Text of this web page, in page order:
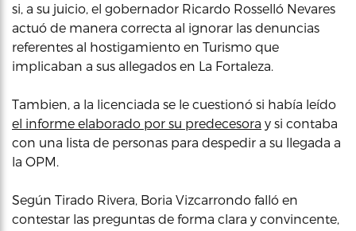
si, a su juicio, el gobernador Ricardo Rosselló Nevares
actuó de manera correcta al ignorar las denuncias
referentes al hostigamiento en Turismo que
implicaban a sus allegados en La Fortaleza.
Tambien, a la licenciada se le cuestionó si había leído
el informe elaborado por su predecesora y si contaba
con una lista de personas para despedir a su llegada a
la OPM.
Según Tirado Rivera, Boria Vizcarrondo falló en
contestar las preguntas de forma clara y convincente,